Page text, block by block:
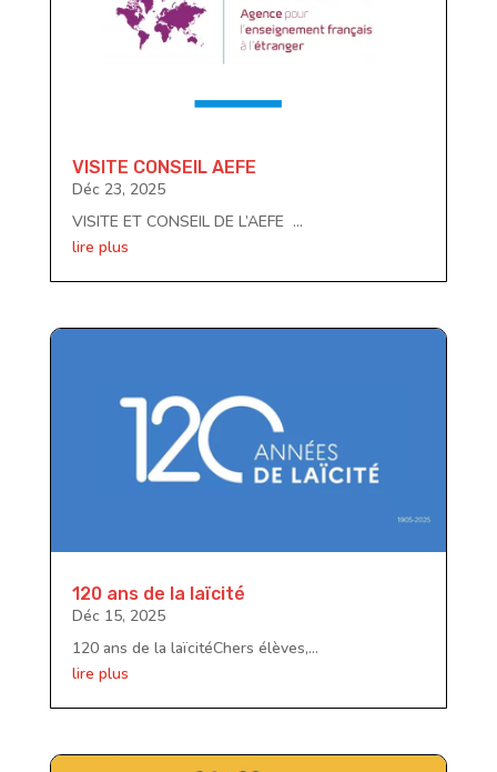
VISITE CONSEIL AEFE
Déc 23, 2025
VISITE ET CONSEIL DE L’AEFE ...
lire plus
120 ans de la laïcité
Déc 15, 2025
120 ans de la laïcitéChers élèves,...
lire plus